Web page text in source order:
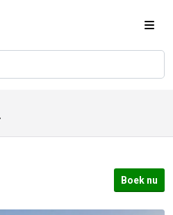
Boek nu